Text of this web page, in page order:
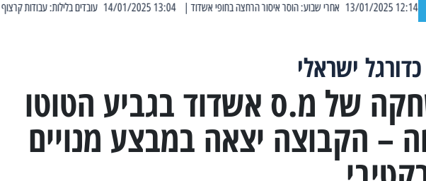
| 13:04 14/01/2025 עובדים בלילות: עבודות קרצוף וריבוד אספלט
כדורגל ישראלי
של מ.ס אשדוד בגביע הטוטו
– הקבוצה יצאה במבצע מנויים